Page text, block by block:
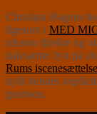
Christina Hagens
ligesom i MED
teksten direkte og
italesætter lyst på
Rums
nydt hendes
grænsen.